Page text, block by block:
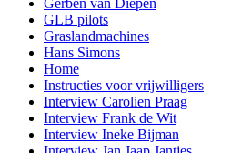
GLB pilots
Graslandmachines
Hans Simons
Home
Instructies voor vrijwilligers
Interview Carolien Praag
Interview Frank de Wit
Interview Ineke Bijman